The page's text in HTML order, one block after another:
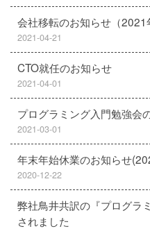
会社移転のお知らせ（2021
2021-04-21
CTO就任のお知らせ
2021-04-01
プログラミング入門勉強会
2021-03-01
年末年始休業のお知らせ
2020-12-22
弊社鳥井共訳の『プログラ
されました